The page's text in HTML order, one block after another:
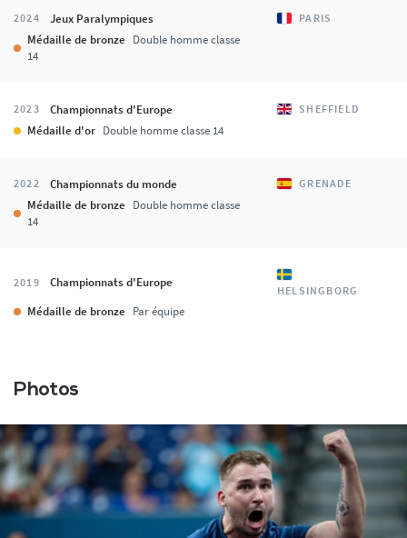
2024 Jeux Paralympiques PARIS
Médaille de bronze Double homme classe
14
2023 Championnats d'Europe SHEFFIELD
Médaille d'or Double homme classe 14
2022 Championnats du monde GRENADE
Médaille de bronze Double homme classe
14
2019 Championnats d'Europe HELSINGBORG
Médaille de bronze Par équipe
Photos